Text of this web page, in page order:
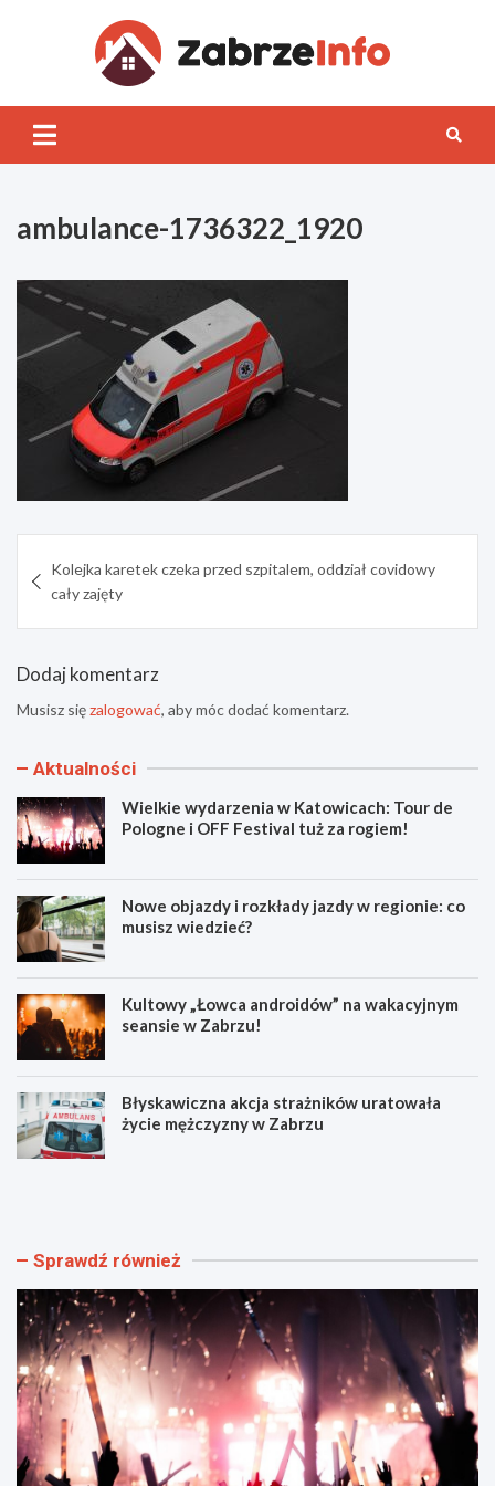
INFO
ambulance-1736322_1920
wpisu
Kolejka karetek czeka przed szpitalem, oddział covidowy
cały zajęty
Dodaj komentarz
Musisz sięzalogować, aby móc dodać komentarz.
Aktualności
Wielkie wydarzenia w Katowicach: Tour de
Pologne i OFF Festival tuż za rogiem!
Nowe objazdy i rozkłady jazdy w regionie: co
musisz wiedzieć?
Kultowy „Łowca androidów” na wakacyjnym
seansie w Zabrzu!
Błyskawiczna akcja strażników uratowała
życie mężczyzny w Zabrzu
W
i
w
y
d
a
r
z
e
n
i
N
b
a
z
d
y
i
r
o
z
k
Sprawdź również